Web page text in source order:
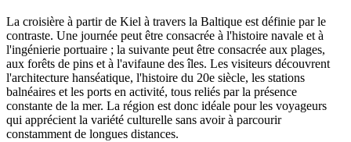
La croisière à partir de Kiel à travers la Baltique est définie par le
contraste. Une journée peut être consacrée à l'histoire navale et à
l'ingénierie portuaire ; la suivante peut être consacrée aux plages,
aux forêts de pins et à l'avifaune des îles. Les visiteurs découvrent
l'architecture hanséatique, l'histoire du 20e siècle, les stations
balnéaires et les ports en activité, tous reliés par la présence
constante de la mer. La région est donc idéale pour les voyageurs
qui apprécient la variété culturelle sans avoir à parcourir
constamment de longues distances.